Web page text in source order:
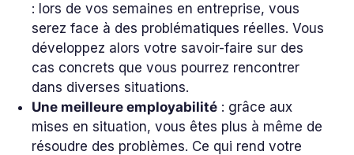
: lors de vos semaines en entreprise, vous
serez face à des problématiques réelles. Vous
développez alors votre savoir-faire sur des
cas concrets que vous pourrez rencontrer
dans diverses situations.
Une meilleure employabilité : grâce aux
mises en situation, vous êtes plus à même de
résoudre des problèmes. Ce qui rend votre